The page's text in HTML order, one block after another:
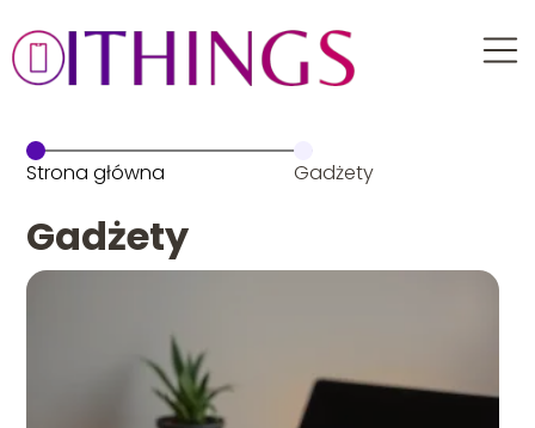
Strona główna Gadżety
Gadżety